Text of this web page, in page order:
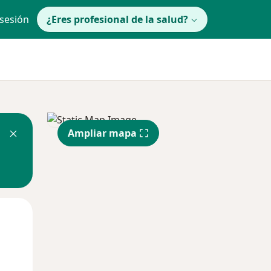
¿Eres profesional de la salud?
Ampliar mapa